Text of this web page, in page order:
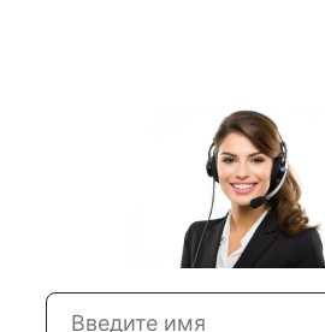
расходом
на каждом этапе работы.